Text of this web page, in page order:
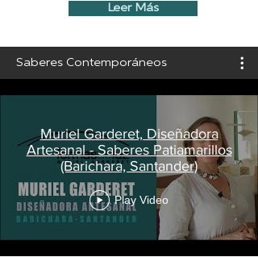
Leer Más
Saberes Contemporáneos
Muriel Garderet, Diseñadora
Artesanal - Saberes Patiamarillos
(Barichara, Santander)
Play Video